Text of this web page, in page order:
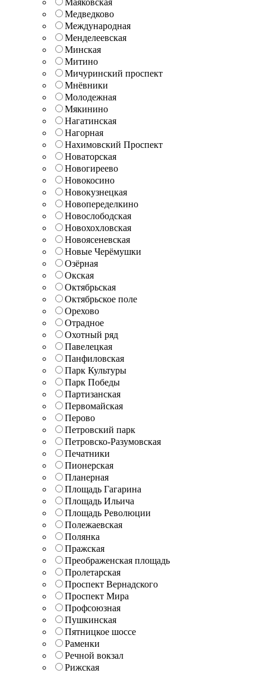
Медведково
Международная
Менделеевская
Минская
Митино
Мичуринский проспект
Мнёвники
Молодежная
Мякинино
Нагатинская
Нагорная
Нахимовский Проспект
Новаторская
Новогиреево
Новокосино
Новокузнецкая
Новопеределкино
Новослободская
Новохохловская
Новоясеневская
Новые Черёмушки
Озёрная
Окская
Октябрьская
Октябрьское поле
Орехово
Отрадное
Охотный ряд
Павелецкая
Панфиловская
Парк Культуры
Парк Победы
Партизанская
Первомайская
Перово
Петровский парк
Петровско-Разумовская
Печатники
Пионерская
Планерная
Площадь Гагарина
Площадь Ильича
Площадь Революции
Полежаевская
Полянка
Пражская
Преображенская площадь
Пролетарская
Проспект Вернадского
Проспект Мира
Профсоюзная
Пушкинская
Пятницкое шоссе
Раменки
Речной вокзал
Рижская